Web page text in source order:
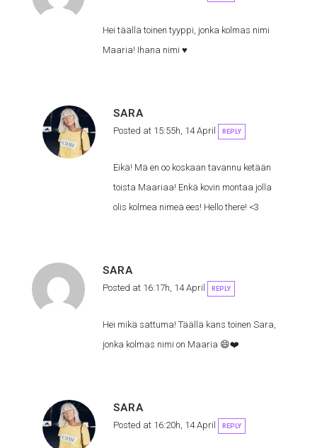
Hei täällä toinen tyyppi, jonka kolmas nimi
Maaria! Ihana nimi ♥︎
SARA
Posted at 15:55h, 14 April REPLY
Eikä! Mä en oo koskaan tavannu ketään
toista Maariaa! Enkä kovin montaa jolla
olis kolmea nimeä ees! Hello there! <3
SARA
Posted at 16:17h, 14 April REPLY
Hei mikä sattuma! Täällä kans toinen Sara,
jonka kolmas nimi on Maaria 😄❤️
SARA
Posted at 16:20h, 14 April REPLY